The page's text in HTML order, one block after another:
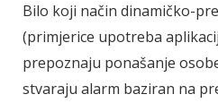
Bilo koji način dinamičko-
(primjerice upotreba
prepoznaju ponašanje
stvaraju alarm baziran na